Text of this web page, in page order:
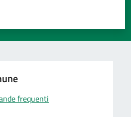
stelle su 5
su 5
5
frequenti